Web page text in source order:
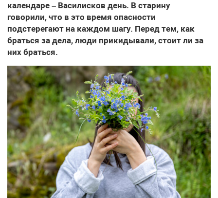
календаре – Василисков день. В старину
говорили, что в это время опасности
подстерегают на каждом шагу. Перед тем, как
браться за дела, люди прикидывали, стоит ли за
них браться.